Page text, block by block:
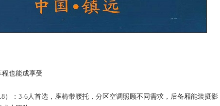
程也能成享受
）：3-6人首选，座椅带腰托，分区空调照顾不同需求，后备厢能装摄影